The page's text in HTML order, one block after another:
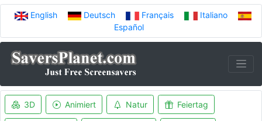
English Deutsch Français
Italiano
Español
3D Animiert Natur Feiertag